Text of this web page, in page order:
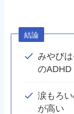
結論
みやび
のADHD
涙もろ
が高い